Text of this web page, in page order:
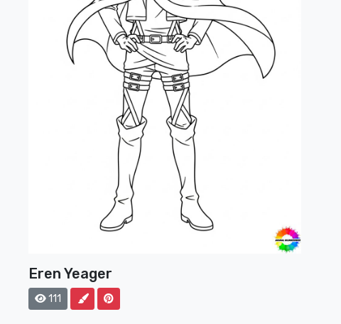
Eren Yeager
111